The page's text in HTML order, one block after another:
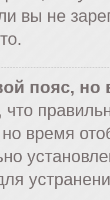
вы не
пояс,
время